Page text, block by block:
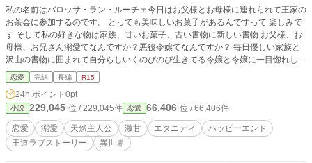
私の名前はバロッサ・ラン・ルーチェ今日はお父様とお母様に連れられて王家の
お茶会に参加するのです。 とっても美味しいお菓子があるんですって 楽しみで
す そして私の好きな物は家族、甘いお菓子、古い書物に新しい書物 お父様、お
母様、お兄さん溺愛てなんですか？悪役令嬢てなんですか？ 毎日優しい家族と
沢山の書物に囲まれて自分らしいくのびのび生きてる令嬢と令嬢に一目惚れした
王太子様の甘い溺愛の物語(予定)です 令嬢の勘違いは天然ボケに近いです 転生
ものではなくただただ甘い恋愛小説です 初めて書いた物です 最後までお付き合
恋愛 完結 長編 R15
24h.ポイント 0pt
小説 229,045 位 / 229,045件 恋愛 66,406 位 / 66,406件
恋愛 溺愛 天然主人公 激甘 エタニティ
ハッピーエンド
王道ラブストーリー
異世界